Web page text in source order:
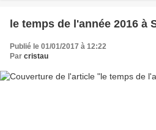
le temps de l'année 2016 à
Publié le 01/01/2017 à 12:22
Par cristau